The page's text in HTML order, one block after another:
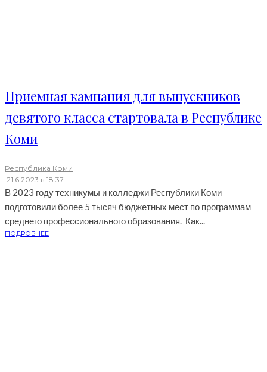
Приемная кампания для выпускников
девятого класса стартовала в Республике
Коми
Республика Коми
·21.6.2023 в 18:37
В 2023 году техникумы и колледжи Республики Коми
подготовили более 5 тысяч бюджетных мест по программам
среднего профессионального образования. Как...
ПОДРОБНЕЕ